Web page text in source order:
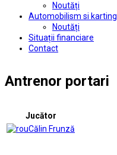
Noutăți
Automobilism si karting
Noutăți
Situații financiare
Contact
Antrenor portari
Jucător
Călin Frunză